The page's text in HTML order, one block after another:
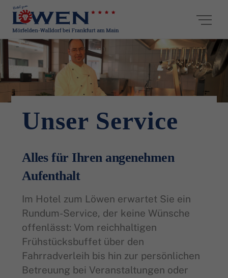
Skip
content
Unser Service
Alles für Ihren angenehmen
Aufenthalt
Im Hotel zum Löwen erwartet Sie ein
Rundum-Service, der keine Wünsche
offenlässt: Vom reichhaltigen
Frühstücksbuffet über den
Fahrradverleih bis hin zur persönlichen
Betreuung bei Veranstaltungen oder